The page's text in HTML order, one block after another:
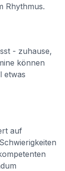
Rhythmus.
- zuhause,
können
etwas
auf